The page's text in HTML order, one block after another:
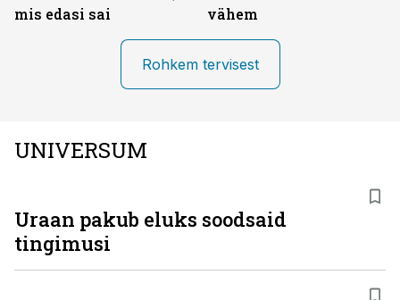
mis edasi sai
vähem
Rohkem tervisest
UNIVERSUM
Uraan pakub eluks soodsaid
tingimusi